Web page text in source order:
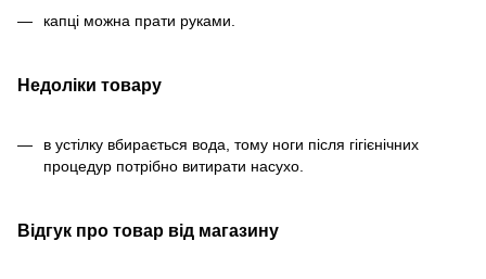
капці можна прати руками.
Недоліки товару
в устілку вбирається вода, тому ноги після гігієнічних
процедур потрібно витирати насухо.
Відгук про товар від магазину